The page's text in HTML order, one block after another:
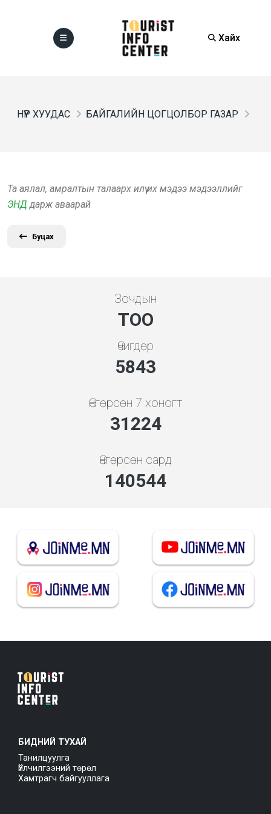
Хайх
НҮҮР ХУУДАС БАЙГАЛИЙН ЦОГЦОЛБОР ГАЗАР
Та аялал, амралтын талаарх илүү их мэдээ мэдээллийг
ЭНД дарж аваарай
Буцах
Зочдын
ТОО
Өчигдөр
5843
Өнгөрсөн 7 хоногт
31224
Өнгөрсөн сард
140544
БИДНИЙ ТУХАЙ
Танилцуулга
Үйлчилгээний төрөл
Хамтрагч байгууллага